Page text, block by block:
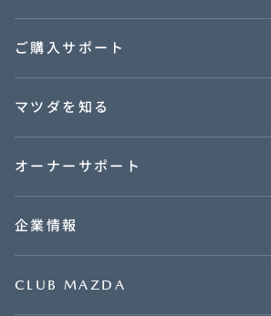
ご購入サポート
マツダを知る
オーナーサポート
企業情報
CLUB MAZDA